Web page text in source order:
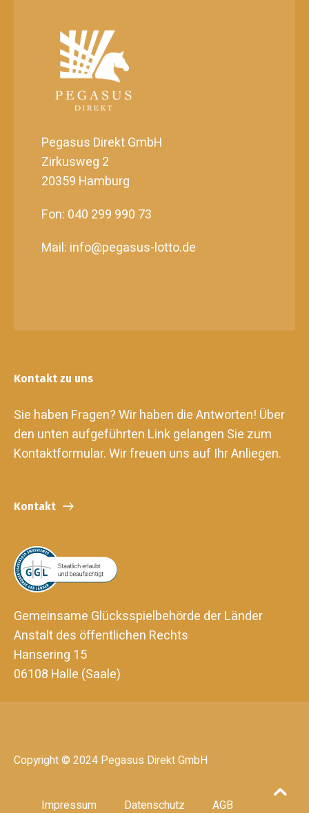
Pegasus Direkt GmbH
Zirkusweg 2
20359 Hamburg
Fon: 040 299 990 73
Mail: info@pegasus-lotto.de
Kontakt zu uns
Sie haben Fragen? Wir haben die Antworten! Über
den unten aufgeführten Link gelangen Sie zum
Kontaktformular. Wir freuen uns auf Ihr Anliegen.
Kontakt
Gemeinsame Glücksspielbehörde der Länder
Anstalt des öffentlichen Rechts
Hansering 15
06108 Halle (Saale)
Copyright © 2024 Pegasus Direkt GmbH
Impressum Datenschutz AGB